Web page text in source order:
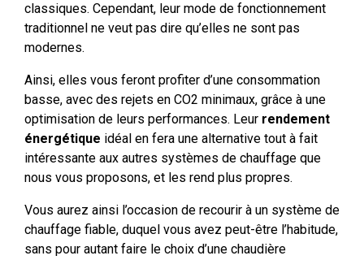
classiques. Cependant, leur mode de fonctionnement
traditionnel ne veut pas dire qu’elles ne sont pas
modernes.
Ainsi, elles vous feront profiter d’une consommation
basse, avec des rejets en CO2 minimaux, grâce à une
optimisation de leurs performances. Leur rendement
énergétique idéal en fera une alternative tout à fait
intéressante aux autres systèmes de chauffage que
nous vous proposons, et les rend plus propres.
Vous aurez ainsi l’occasion de recourir à un système de
chauffage fiable, duquel vous avez peut-être l’habitude,
sans pour autant faire le choix d’une chaudière